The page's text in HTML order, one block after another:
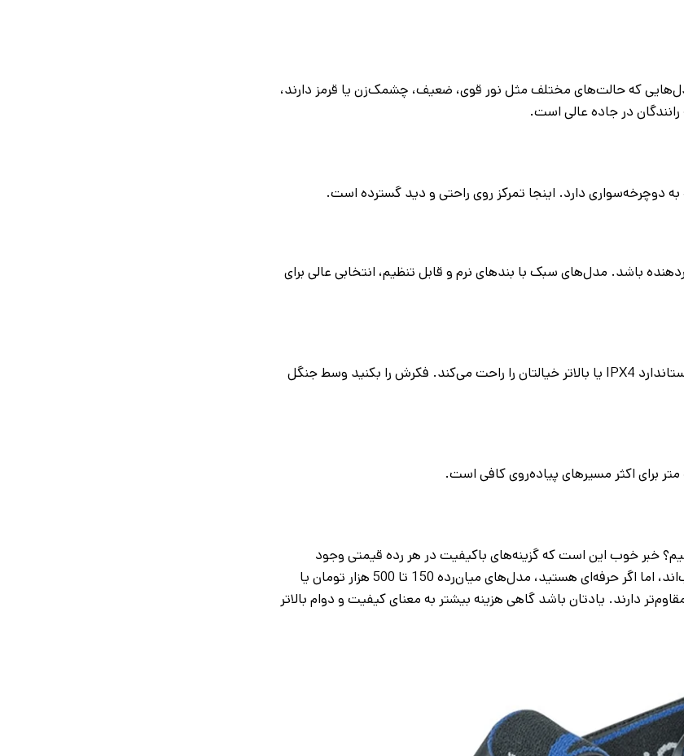
که حالت‌های مختلف مثل نور قوی، ضعیف، چشمک‌زن یا قرمز دارند،
در جاده عالی است.
دوچرخه‌سواری دارد. اینجا تمرکز روی راحتی و دید گسترده است.
باشد. مدل‌های سبک با بندهای نرم و قابل تنظیم، انتخابی عالی برای
اگر در باران یا نزدیک رودخانه پیاده‌روی می‌کنید، یک چراغ پیشانی ضدآب با استاندارد IPX4 یا بالاتر خیالتان را راحت می‌کند. فکرش را بکنید وسط جنگل
خبر خوب این است که گزینه‌های باکیفیت در هر رده قیمتی وجود
دارند. مدل‌های اقتصادی 50 تا 150 هزار تومان برای استفاده‌های ساده مناسب‌اند، اما اگر حرفه‌ای هستید، مدل‌های میان‌رده 150 تا 500 هزار تومان یا
یا بدنه مقاوم‌تر دارند. یادتان باشد گاهی هزینه بیشتر به معنای کیفیت و دوام بالاتر